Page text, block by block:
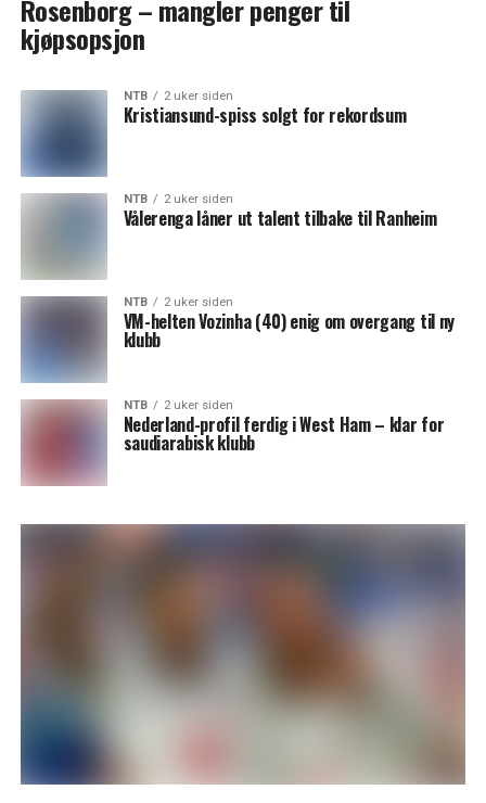
Rosenborg – mangler penger til
kjøpsopsjon
NTB 2 uker siden
Kristiansund-spiss solgt for rekordsum
NTB 2 uker siden
Vålerenga låner ut talent tilbake til Ranheim
NTB 2 uker siden
VM-helten Vozinha (40) enig om overgang til ny
klubb
NTB 2 uker siden
Nederland-profil ferdig i West Ham – klar for
saudiarabisk klubb